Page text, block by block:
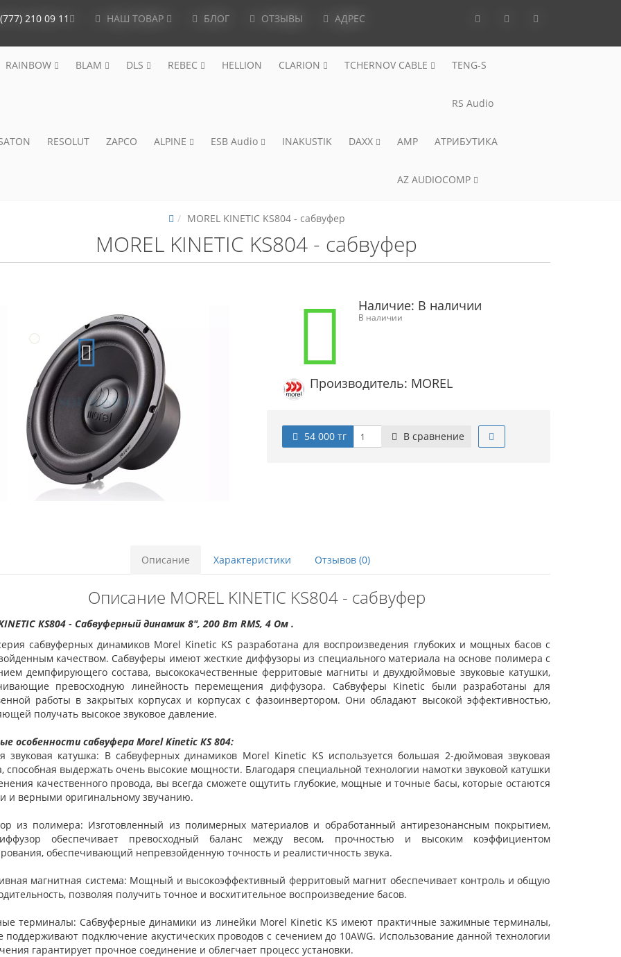
210 09 11 НАШ ТОВАР БЛОГ ОТЗЫВЫ АДРЕС
RAINBOW BLAM DLS REBEC HELLION CLARION TCHERNOV CABLE TENG-S
RS Audio
RESOLUT ZAPCO ALPINE ESB Audio INAKUSTIK DAXX AMP АТРИБУТИКА
AZ AUDIOCOMP
MOREL KINETIC KS804 - сабвуфер
MOREL KINETIC KS804 - сабвуфер
Наличие: В наличии
В наличии
Производитель: MOREL
54 000 тг В сравнение
Описание Характеристики Отзывов (0)
Описание MOREL KINETIC KS804 - сабвуфер
KS804- Cабвуферный динамик 8",200 Вт RMS, 4 Ом.
сабвуферных динамиков Morel Kinetic KS разработана для воспроизведения глубоких и мощных басов с
качеством. Сабвуферы имеют жесткие диффузоры из специального материала на основе полимера с
демпфирующего состава, высококачественные ферритовые магниты и двухдюймовые звуковые катушки,
превосходную линейность перемещения диффузора. Сабвуферы Kinetic были разработаны для
работы в закрытых корпусах и корпусах с фазоинвертором. Они обладают высокой эффективностью,
получать высокое звуковое давление.
особенности сабвуфера Morel Kinetic KS 804:
звуковая катушка: В сабвуферных динамиков Morel Kinetic KS используется большая 2-дюймовая звуковая
способная выдержать очень высокие мощности. Благодаря специальной технологии намотки звуковой катушки
качественного провода, вы всегда сможете ощутить глубокие, мощные и точные басы, которые остаются
и верными оригинальному звучанию.
из полимера: Изготовленный из полимерных материалов и обработанный антирезонансным покрытием,
обеспечивает превосходный баланс между весом, прочностью и высоким коэффициентом
обеспечивающий непревзойденную точность и реалистичность звука.
магнитная система: Мощный и высокоэффективный ферритовый магнит обеспечивает контроль и общую
позволяя получить точное и восхитительное воспроизведение басов.
терминалы: Сабвуферные динамики из линейки Morel Kinetic KS имеют практичные зажимные терминалы,
поддерживают подключение акустических проводов с сечением до 10AWG. Использование данной технологии
гарантирует прочное соединение и облегчает процесс установки.